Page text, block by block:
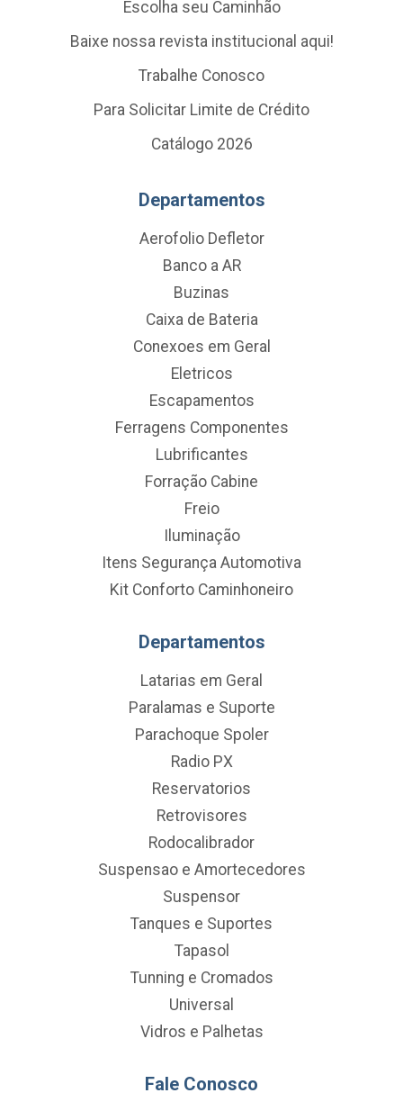
Escolha seu Caminhão
Baixe nossa revista institucional aqui!
Trabalhe Conosco
Para Solicitar Limite de Crédito
Catálogo 2026
Departamentos
Aerofolio Defletor
Banco a AR
Buzinas
Caixa de Bateria
Conexoes em Geral
Eletricos
Escapamentos
Ferragens Componentes
Lubrificantes
Forração Cabine
Freio
Iluminação
Itens Segurança Automotiva
Kit Conforto Caminhoneiro
Departamentos
Latarias em Geral
Paralamas e Suporte
Parachoque Spoler
Radio PX
Reservatorios
Retrovisores
Rodocalibrador
Suspensao e Amortecedores
Suspensor
Tanques e Suportes
Tapasol
Tunning e Cromados
Universal
Vidros e Palhetas
Fale Conosco